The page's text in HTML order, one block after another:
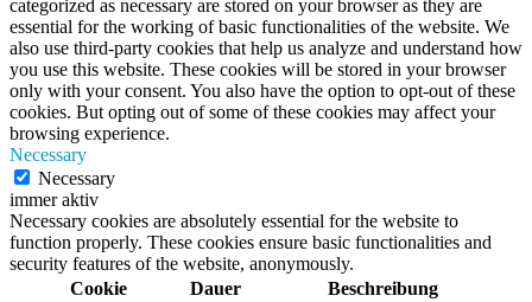
categorized as necessary are stored on your browser as they are
essential for the working of basic functionalities of the website. We
also use third-party cookies that help us analyze and understand how
you use this website. These cookies will be stored in your browser
only with your consent. You also have the option to opt-out of these
cookies. But opting out of some of these cookies may affect your
browsing experience.
Necessary
Necessary
immer aktiv
Necessary cookies are absolutely essential for the website to
function properly. These cookies ensure basic functionalities and
security features of the website, anonymously.
Cookie
Dauer Beschreibung